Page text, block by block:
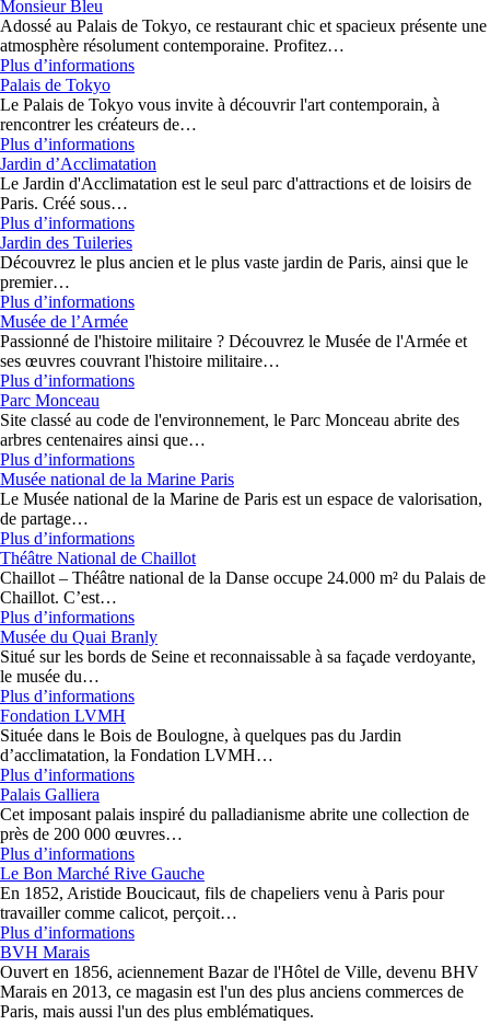
Monsieur Bleu
Adossé au Palais de Tokyo, ce restaurant chic et spacieux présente une
atmosphère résolument contemporaine. Profitez…
Plus d’informations
Palais de Tokyo
Le Palais de Tokyo vous invite à découvrir l'art contemporain, à
rencontrer les créateurs de…
Plus d’informations
Jardin d’Acclimatation
Le Jardin d'Acclimatation est le seul parc d'attractions et de loisirs de
Paris. Créé sous…
Plus d’informations
Jardin des Tuileries
Découvrez le plus ancien et le plus vaste jardin de Paris, ainsi que le
premier…
Plus d’informations
Musée de l’Armée
Passionné de l'histoire militaire ? Découvrez le Musée de l'Armée et
ses œuvres couvrant l'histoire militaire…
Plus d’informations
Parc Monceau
Site classé au code de l'environnement, le Parc Monceau abrite des
arbres centenaires ainsi que…
Plus d’informations
Musée national de la Marine Paris
Le Musée national de la Marine de Paris est un espace de valorisation,
de partage…
Plus d’informations
Théâtre National de Chaillot
Chaillot – Théâtre national de la Danse occupe 24.000 m² du Palais de
Chaillot. C’est…
Plus d’informations
Musée du Quai Branly
Situé sur les bords de Seine et reconnaissable à sa façade verdoyante,
le musée du…
Plus d’informations
Fondation LVMH
Située dans le Bois de Boulogne, à quelques pas du Jardin
d’acclimatation, la Fondation LVMH…
Plus d’informations
Palais Galliera
Cet imposant palais inspiré du palladianisme abrite une collection de
près de 200 000 œuvres…
Plus d’informations
Le Bon Marché Rive Gauche
En 1852, Aristide Boucicaut, fils de chapeliers venu à Paris pour
travailler comme calicot, perçoit…
Plus d’informations
BVH Marais
Ouvert en 1856, aciennement Bazar de l'Hôtel de Ville, devenu BHV
Marais en 2013, ce magasin est l'un des plus anciens commerces de
Paris, mais aussi l'un des plus emblématiques.